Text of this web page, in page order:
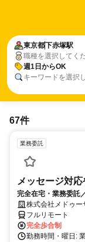
東京都下赤塚駅
職種を選択してく
週1日からOK
キーワードを選択
67件
業務委託
メッセージ対
完全在宅・業務委託
株式会社メドゥー
フルリモート
完全歩合制
勤務時間・曜日: